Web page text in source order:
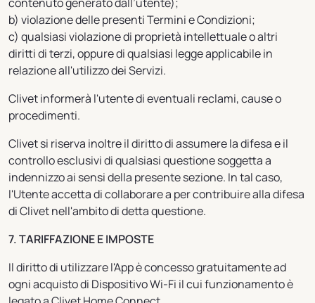
b) violazione delle presenti Termini e Condizioni;
c) qualsiasi violazione di proprietà intellettuale o altri
diritti di terzi, oppure di qualsiasi legge applicabile in
relazione all'utilizzo dei Servizi.
Clivet informerà l'utente di eventuali reclami, cause o
procedimenti.
Clivet si riserva inoltre il diritto di assumere la difesa e il
controllo esclusivi di qualsiasi questione soggetta a
indennizzo ai sensi della presente sezione. In tal caso,
l'Utente accetta di collaborare a per contribuire alla difesa
di Clivet nell'ambito di detta questione.
7. TARIFFAZIONE E IMPOSTE
Il diritto di utilizzare l'App è concesso gratuitamente ad
ogni acquisto di Dispositivo Wi-Fi il cui funzionamento è